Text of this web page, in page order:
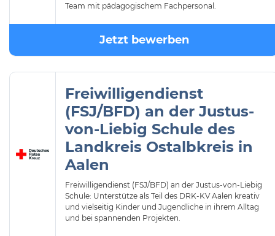
Team mit pädagogischem Fachpersonal.
Jetzt bewerben
Freiwilligendienst
(FSJ/BFD) an der Justus-
von-Liebig Schule des
Landkreis Ostalbkreis in
Aalen
Freiwilligendienst (FSJ/BFD) an der Justus-von-Liebig
Schule: Unterstütze als Teil des DRK-KV Aalen kreativ
und vielseitig Kinder und Jugendliche in ihrem Alltag
und bei spannenden Projekten.